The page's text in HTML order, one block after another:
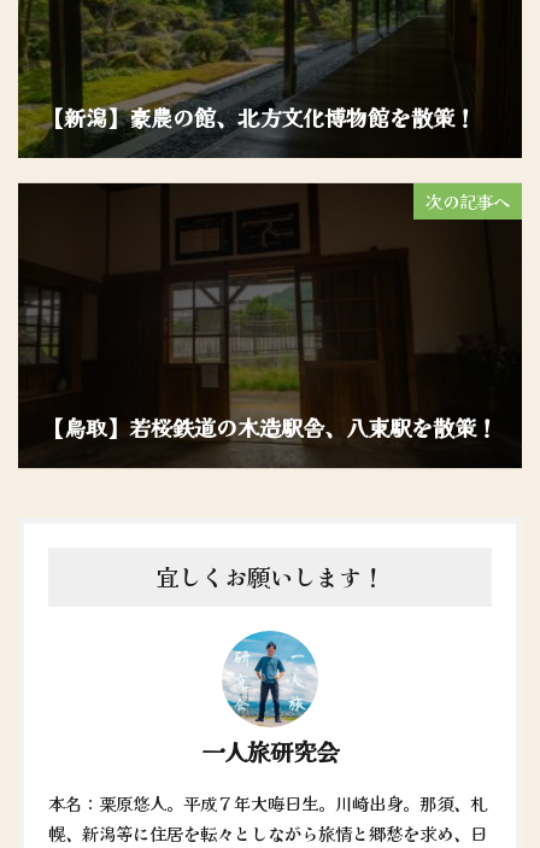
【新潟】豪農の館、北方文化博物館を散策！
次の記事へ
【鳥取】若桜鉄道の木造駅舎、八東駅を散策！
宜しくお願いします！
一人旅研究会
本名：栗原悠人。平成７年大晦日生。川崎出身。那須、札
幌、新潟等に住居を転々としながら旅情と郷愁を求め、日